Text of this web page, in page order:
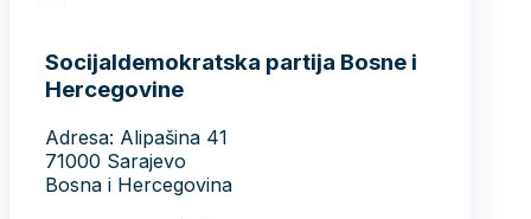
Socijaldemokratska partija Bosne i
Hercegovine
Adresa: Alipašina 41
71000 Sarajevo
Bosna i Hercegovina